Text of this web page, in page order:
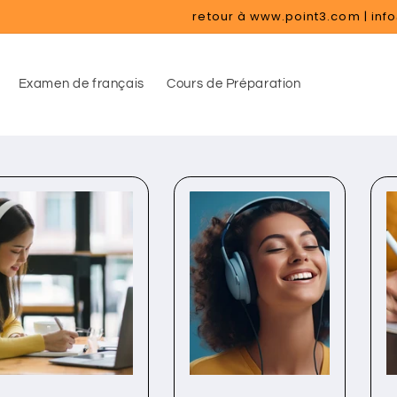
retour à www.point3.com |
Examen de français Cours de Préparation